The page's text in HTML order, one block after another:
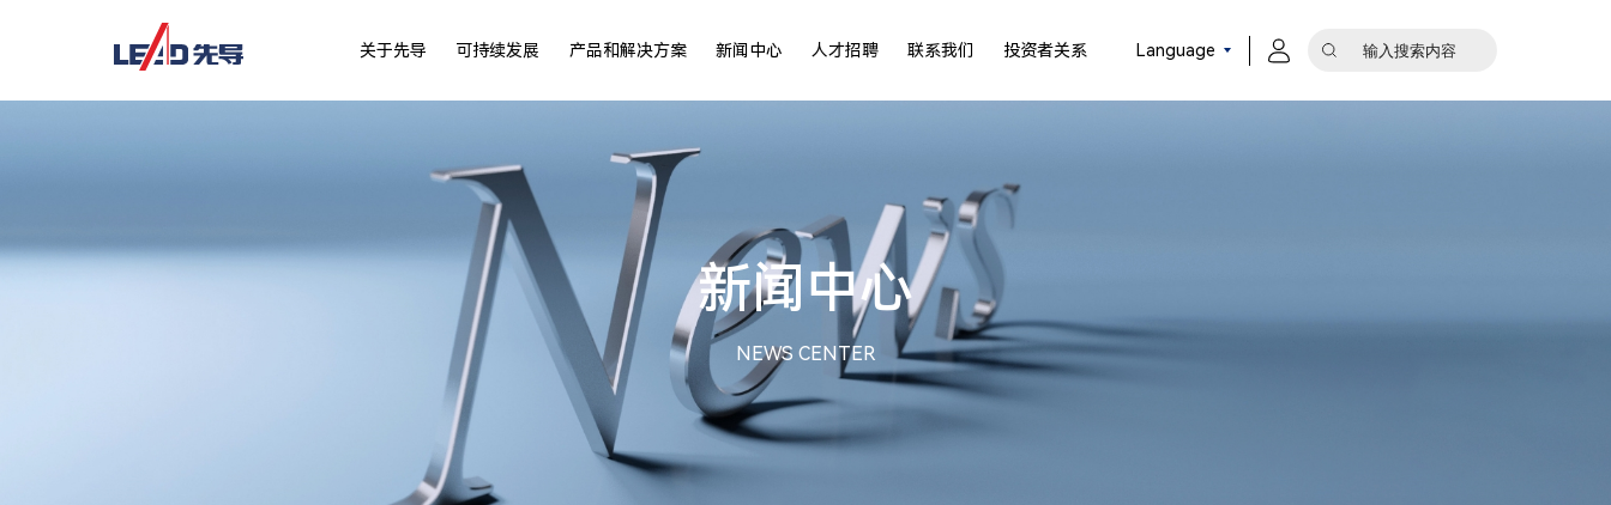
关于先导 可持续发展 产品和解决方案 新闻中心 人才招聘 联系我们 投资者关系 Language
新闻中心
NEWS CENTER